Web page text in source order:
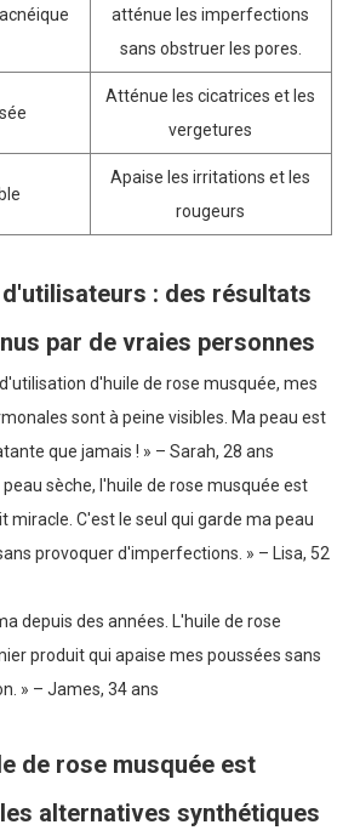
atténue les imperfections
sans obstruer les pores.
Atténue les cicatrices et les
vergetures
Apaise les irritations et les
rougeurs
: des résultats
par de vraies personnes
d'huile de rose musquée, mes
sont à peine visibles. Ma peau est
que jamais ! » – Sarah, 28 ans
peau sèche, l'huile de rose musquée est
miracle. C'est le seul qui garde ma peau
provoquer d'imperfections. » – Lisa, 52
depuis des années. L'huile de rose
produit qui apaise mes poussées sans
» – James, 34 ans
de rose musquée est
alternatives synthétiques